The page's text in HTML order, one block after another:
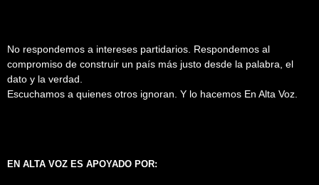
No respondemos a intereses partidarios. Respondemos al
compromiso de construir un país más justo desde la palabra, el
dato y la verdad.
Escuchamos a quienes otros ignoran. Y lo hacemos En Alta Voz.
EN ALTA VOZ ES APOYADO POR: